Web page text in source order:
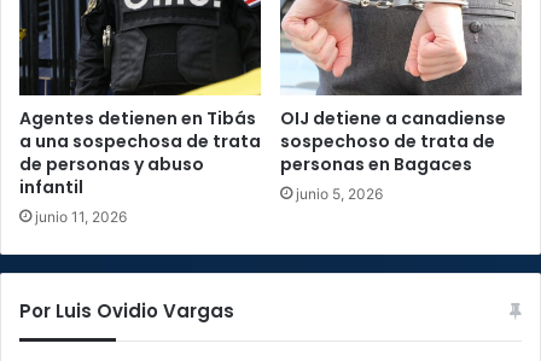
Agentes detienen en Tibás
a una sospechosa de trata
de personas y abuso
infantil
junio 11, 2026
OIJ detiene a canadiense
sospechoso de trata de
personas en Bagaces
junio 5, 2026
Por Luis Ovidio Vargas